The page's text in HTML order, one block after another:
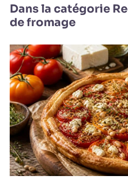
Dans la catégorie
de fromage